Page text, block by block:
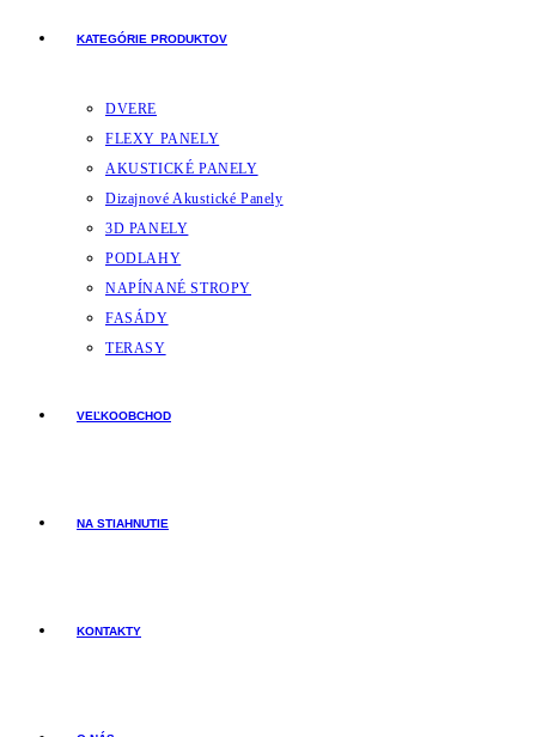
KATEGÓRIE PRODUKTOV
DVERE
FLEXY PANELY
AKUSTICKÉ PANELY
Dizajnové Akustické Panely
3D PANELY
PODLAHY
NAPÍNANÉ STROPY
FASÁDY
TERASY
VEĽKOOBCHOD
NA STIAHNUTIE
KONTAKTY